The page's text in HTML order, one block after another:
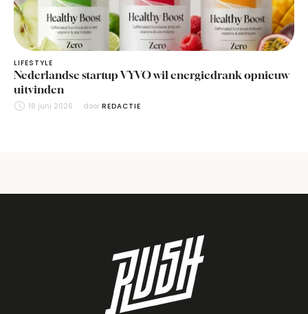
LIFESTYLE
Nederlandse startup VYVO wil energiedrank opnieuw
uitvinden
18 juni 2026 door REDACTIE